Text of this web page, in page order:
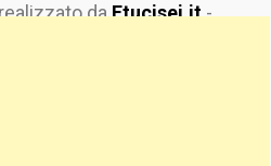
daEtucisei.it-